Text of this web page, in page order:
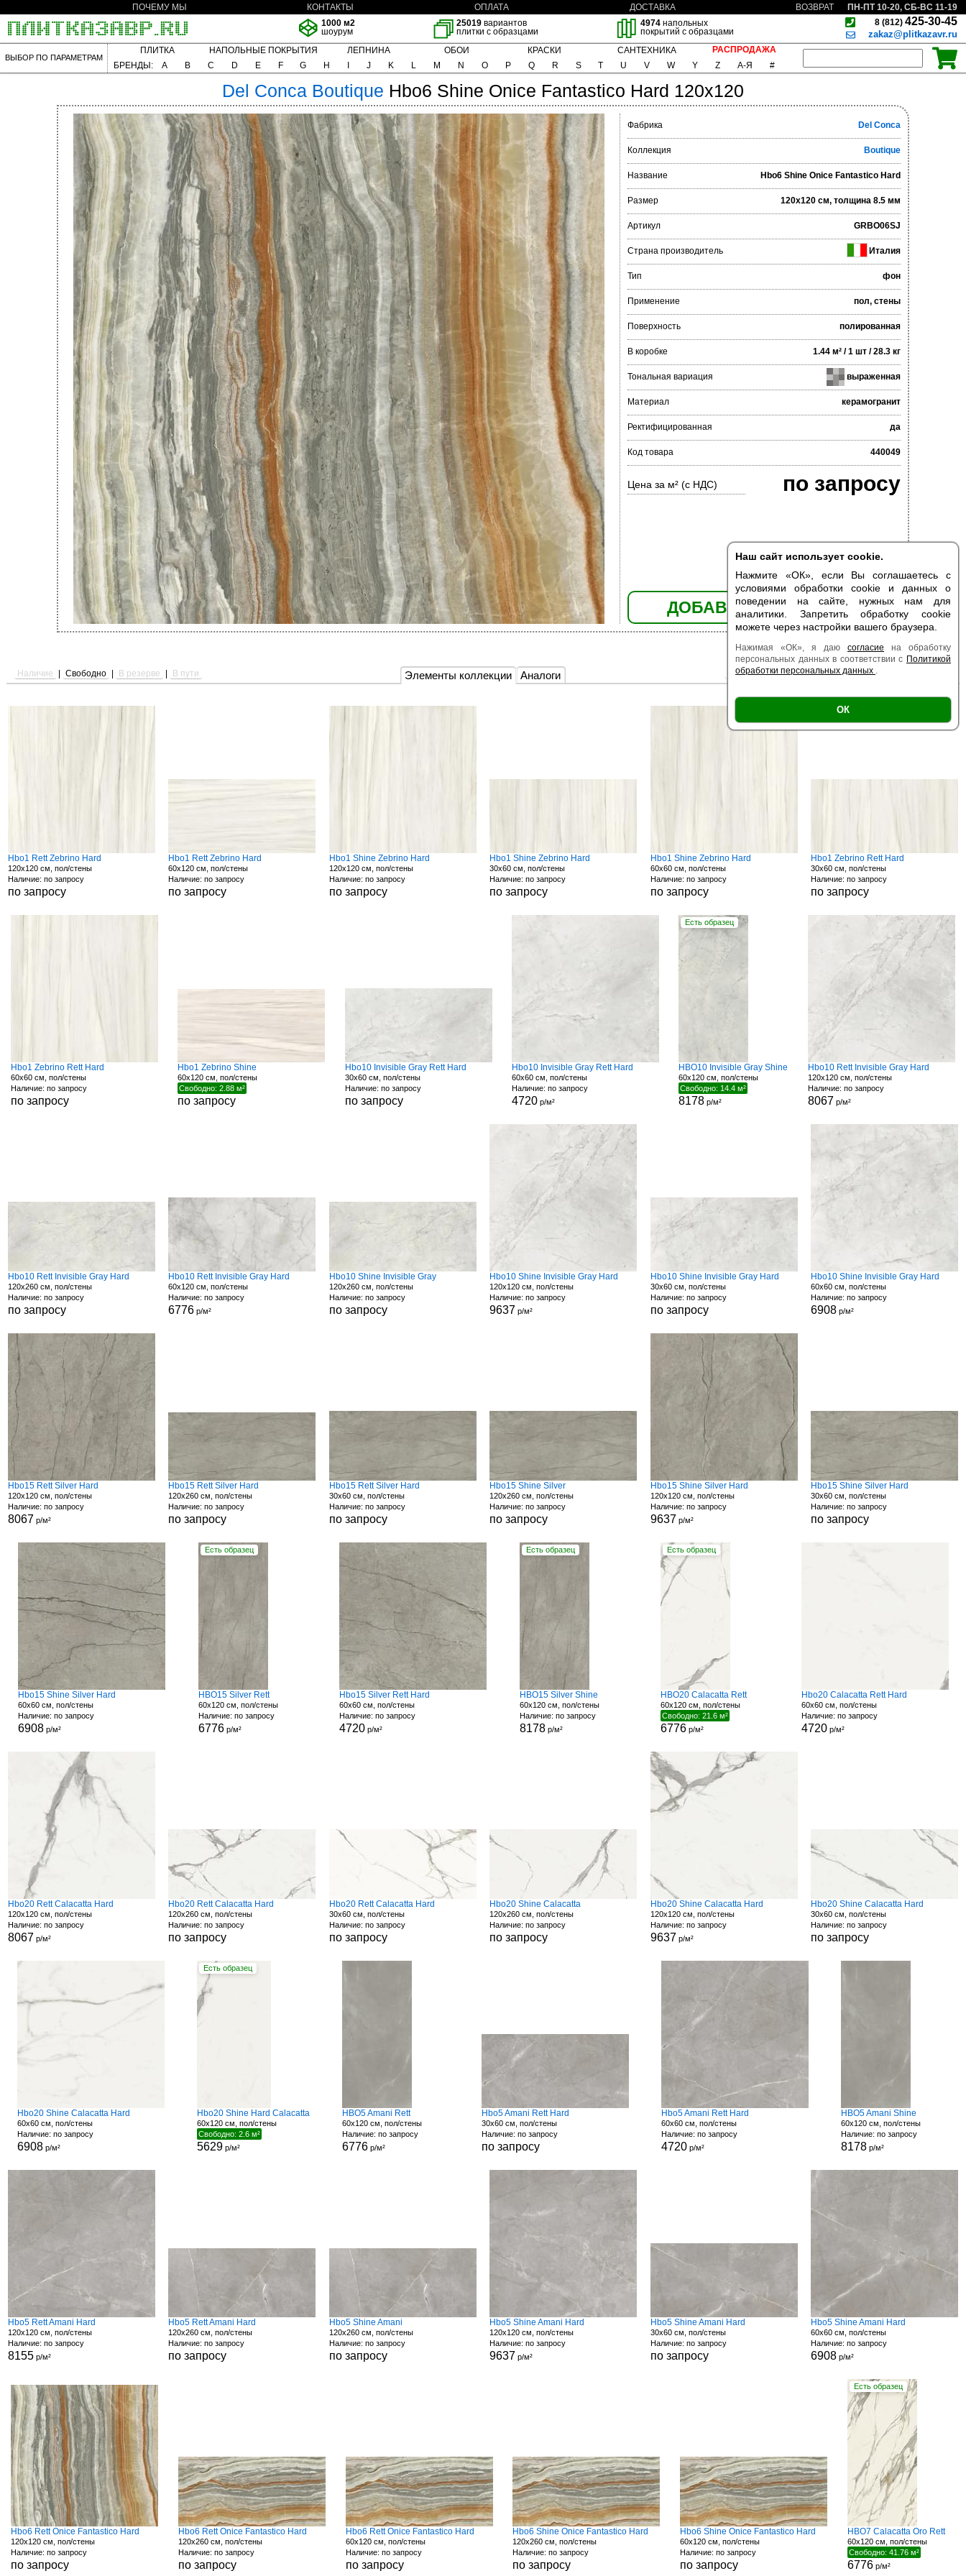
Наш сайт использует cookie.
Нажмите «ОК», если Вы соглашаетесь с
условиями обработки cookie и данных о
поведении на сайте, нужных нам для
аналитики. Запретить обработку cookie
можете через настройки вашего браузера.
Нажимая «ОК», я даю согласие на обработку
персональных данных в соответствии с Политикой
обработки персональных данных .
ОК
ПОЧЕМУ МЫ КОНТАКТЫ ОПЛАТА ДОСТАВКА ВОЗВРАТ
ПН-ПТ 10-20, СБ-ВС 11-19
1000 м2
шоурум
25019 вариантов
плитки с образцами
4974напольных
покрытий с образцами
8 (812) 425-30-45
zakaz@plitkazavr.ru
ВЫБОР ПО ПАРАМЕТРАМ
ПЛИТКА НАПОЛЬНЫЕ ПОКРЫТИЯ ЛЕПНИНА ОБОИ КРАСКИ САНТЕХНИКА
РАСПРОДАЖА
БРЕНДЫ:
A B C D E F G H J K L M N O P Q R S T U V W Y Z А-Я #
Del Conca Boutique Hbo6 Shine Onice Fantastico Hard 120x120
Фабрика Del Conca
Коллекция Boutique
Название Hbo6 Shine Onice Fantastico Hard
Размер 120x120 см, толщина 8.5 мм
Артикул GRBO06SJ
Страна производитель Италия
Тип фон
Применение пол, стены
Поверхность полированная
В коробке 1.44 м² / 1 шт / 28.3 кг
Тональная вариация выраженная
Материал керамогранит
Ректифицированная да
Код товара 440049
Цена за м² (с НДС) по запросу
ДОБАВИТЬ В КОРЗИНУ
Элементы коллекции Аналоги
Наличие Свободно В резерве В пути Есть образец | Поверхность |
Hbo1 Rett Zebrino Hard
120x120 см, пол/стены
Наличие: по запросу
по запросу
Hbo1 Rett Zebrino Hard
60x120 см, пол/стены
Наличие: по запросу
по запросу
Hbo1 Shine Zebrino Hard
120x120 см, пол/стены
Наличие: по запросу
по запросу
Hbo1 Shine Zebrino Hard
30x60 см, пол/стены
Наличие: по запросу
по запросу
Hbo1 Shine Zebrino Hard
60x60 см, пол/стены
Наличие: по запросу
по запросу
Hbo1 Zebrino Rett Hard
30x60 см, пол/стены
Наличие: по запросу
по запросу
Hbo1 Zebrino Rett Hard
60x60 см, пол/стены
Наличие: по запросу
по запросу
Hbo1 Zebrino Shine
60x120 см, пол/стены
Свободно: 2.88 м²
по запросу
Hbo10 Invisible Gray Rett Hard
30x60 см, пол/стены
Наличие: по запросу
по запросу
Hbo10 Invisible Gray Rett Hard
60x60 см, пол/стены
Наличие: по запросу
4720 р/м²
Есть образец
HBO10 Invisible Gray Shine
60x120 см, пол/стены
Свободно: 14.4 м²
8178 р/м²
Hbo10 Rett Invisible Gray Hard
120x120 см, пол/стены
Наличие: по запросу
8067 р/м²
Hbo10 Rett Invisible Gray Hard
120x260 см, пол/стены
Наличие: по запросу
по запросу
Hbo10 Rett Invisible Gray Hard
60x120 см, пол/стены
Наличие: по запросу
6776 р/м²
Hbo10 Shine Invisible Gray
120x260 см, пол/стены
Наличие: по запросу
по запросу
Hbo10 Shine Invisible Gray Hard
120x120 см, пол/стены
Наличие: по запросу
9637 р/м²
Hbo10 Shine Invisible Gray Hard
30x60 см, пол/стены
Наличие: по запросу
по запросу
Hbo10 Shine Invisible Gray Hard
60x60 см, пол/стены
Наличие: по запросу
6908 р/м²
Hbo15 Rett Silver Hard
120x120 см, пол/стены
Наличие: по запросу
8067 р/м²
Hbo15 Rett Silver Hard
120x260 см, пол/стены
Наличие: по запросу
по запросу
Hbo15 Rett Silver Hard
30x60 см, пол/стены
Наличие: по запросу
по запросу
Hbo15 Shine Silver
120x260 см, пол/стены
Наличие: по запросу
по запросу
Hbo15 Shine Silver Hard
120x120 см, пол/стены
Наличие: по запросу
9637 р/м²
Hbo15 Shine Silver Hard
30x60 см, пол/стены
Наличие: по запросу
по запросу
Hbo15 Shine Silver Hard
60x60 см, пол/стены
Наличие: по запросу
6908р/м²
Есть образец
HBO15 Silver Rett
60x120 см, пол/стены
Наличие: по запросу
6776р/м²
Hbo15 Silver Rett Hard
60x60 см, пол/стены
Наличие: по запросу
4720р/м²
Есть образец
HBO15 Silver Shine
60x120 см, пол/стены
Наличие: по запросу
8178р/м²
Есть образец
HBO20 Calacatta Rett
60x120 см, пол/стены
Свободно: 21.6 м²
6776р/м²
Hbo20 Calacatta Rett Hard
60x60 см, пол/стены
Наличие: по запросу
4720р/м²
Hbo20 Rett Calacatta Hard
120x120 см, пол/стены
Наличие: по запросу
8067 р/м²
Hbo20 Rett Calacatta Hard
120x260 см, пол/стены
Наличие: по запросу
по запросу
Hbo20 Rett Calacatta Hard
30x60 см, пол/стены
Наличие: по запросу
по запросу
Hbo20 Shine Calacatta
120x260 см, пол/стены
Наличие: по запросу
по запросу
Hbo20 Shine Calacatta Hard
120x120 см, пол/стены
Наличие: по запросу
9637 р/м²
Hbo20 Shine Calacatta Hard
30x60 см, пол/стены
Наличие: по запросу
по запросу
Hbo20 Shine Calacatta Hard
60x60 см, пол/стены
Наличие: по запросу
6908р/м²
Есть образец
Hbo20 Shine Hard Calacatta
60x120 см, пол/стены
Свободно: 2.6 м²
5629р/м²
HBO5 Amani Rett
60x120 см, пол/стены
Наличие: по запросу
6776р/м²
Hbo5 Amani Rett Hard
30x60 см, пол/стены
Наличие: по запросу
по запросу
Hbo5 Amani Rett Hard
60x60 см, пол/стены
Наличие: по запросу
4720 р/м²
HBO5 Amani Shine
60x120 см, пол/стены
Наличие: по запросу
8178 р/м²
Hbo5 Rett Amani Hard
120x120 см, пол/стены
Наличие: по запросу
8155р/м²
Hbo5 Rett Amani Hard
120x260 см, пол/стены
Наличие: по запросу
по запросу
Hbo5 Shine Amani
120x260 см, пол/стены
Наличие: по запросу
по запросу
Hbo5 Shine Amani Hard
120x120 см, пол/стены
Наличие: по запросу
9637 р/м²
Hbo5 Shine Amani Hard
30x60 см, пол/стены
Наличие: по запросу
по запросу
Hbo5 Shine Amani Hard
60x60 см, пол/стены
Наличие: по запросу
6908 р/м²
Hbo6 Rett Onice Fantastico Hard
120x120 см, пол/стены
Наличие: по запросу
по запросу
Hbo6 Rett Onice Fantastico Hard
120x260 см, пол/стены
Наличие: по запросу
по запросу
Hbo6 Rett Onice Fantastico Hard
60x120 см, пол/стены
Наличие: по запросу
по запросу
Hbo6 Shine Onice Fantastico Hard
120x260 см, пол/стены
Наличие: по запросу
по запросу
Hbo6 Shine Onice Fantastico Hard
60x120 см, пол/стены
Наличие: по запросу
по запросу
Есть образец
HBO7 Calacatta Oro Rett
60x120 см, пол/стены
Свободно: 41.76 м²
6776р/м²